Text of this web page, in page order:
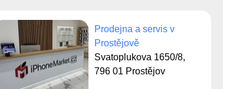
Prodejna a servis v
Prostějově
Svatoplukova 1650/8,
796 01 Prostějov